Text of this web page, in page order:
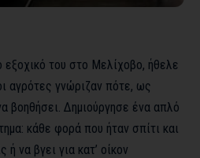
του στο Μελίχοβο, ήθελε
αγρότες γνώριζαν πότε, ως
βοηθήσει. Δημιούργησε ένα απλό
κάθε φορά που ήταν σπίτι και
ή να βγει για κατ’ οίκον